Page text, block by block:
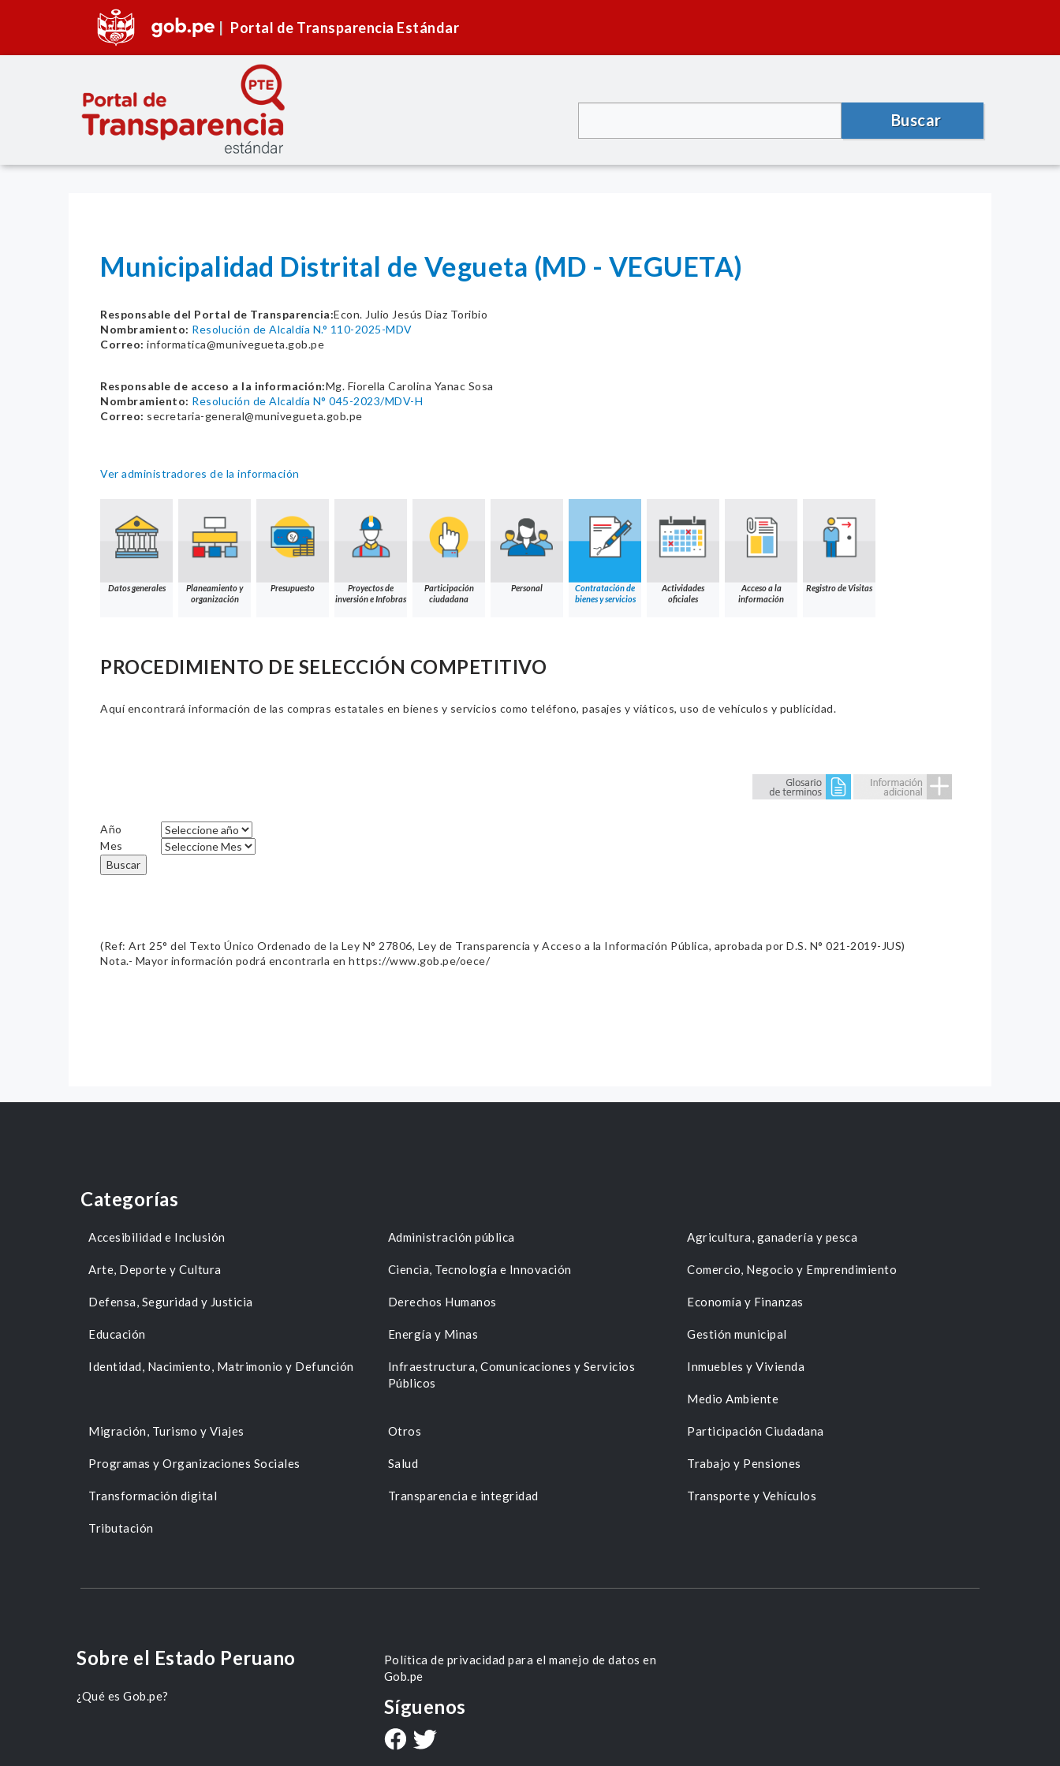
Portal de Transparencia Estándar
Buscar
Municipalidad Distrital de Vegueta (MD - VEGUETA)
Responsable del Portal de Transparencia:Econ. Julio Jesús Diaz Toribio
Nombramiento: Resolución de Alcaldía N.° 110-2025-MDV
Correo: informatica@munivegueta.gob.pe
Responsable de acceso a la información:Mg. Fiorella Carolina Yanac Sosa
Nombramiento: Resolución de Alcaldía N° 045-2023/MDV-H
Correo: secretaria-general@munivegueta.gob.pe
Ver administradores de la información
Datos generales
Planeamiento y
organización
Presupuesto
Proyectos de
inversión e Infobras
Participación
ciudadana
Personal
Contratación de
bienes y servicios
Actividades
oficiales
Acceso a la
información
Registro de Visitas
PROCEDIMIENTO DE SELECCIÓN COMPETITIVO
Aquí encontrará información de las compras estatales en bienes y servicios como teléfono, pasajes y viáticos, uso de vehículos y publicidad.
Año
Mes
Buscar
(Ref: Art 25° del Texto Único Ordenado de la Ley N° 27806, Ley de Transparencia y Acceso a la Información Pública, aprobada por D.S. N° 021-2019-JUS)
Nota.- Mayor información podrá encontrarla en https://www.gob.pe/oece/
Categorías
Accesibilidad e Inclusión Administración pública Agricultura, ganadería y pesca
Arte, Deporte y Cultura Ciencia, Tecnología e Innovación Comercio, Negocio y Emprendimiento
Defensa, Seguridad y Justicia Derechos Humanos Economía y Finanzas
Educación Energía y Minas Gestión municipal
Identidad, Nacimiento, Matrimonio y Defunción
Infraestructura, Comunicaciones y Servicios
Públicos
Inmuebles y Vivienda
Medio Ambiente
Migración, Turismo y Viajes Otros Participación Ciudadana
Programas y Organizaciones Sociales Salud Trabajo y Pensiones
Transformación digital Transparencia e integridad Transporte y Vehículos
Tributación
Sobre el Estado Peruano
¿Qué es Gob.pe?
Política de privacidad para el manejo de datos en
Gob.pe
Síguenos